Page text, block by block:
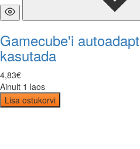
Gamecube'i
kasutada
4,83€
Ainult 1 laos
Lisa ostukorvi